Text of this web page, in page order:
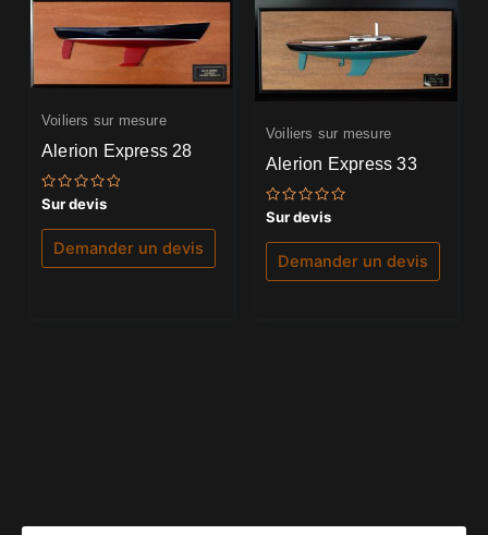
Voiliers sur mesure
Alerion Express 28
Note
0
sur
Sur devis
Demander un devis
Voiliers sur mesure
Alerion Express 33
Note
0
sur
Sur devis
Demander un devis